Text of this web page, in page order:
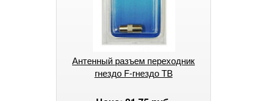
Антенный разъем переходник
гнездо F-гнездо ТВ